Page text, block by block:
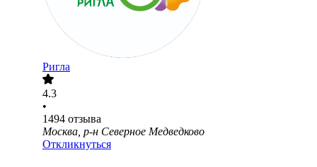
Ригла
4.3
•
1494 отзыва
Москва, р-н Северное Медведково
Откликнуться